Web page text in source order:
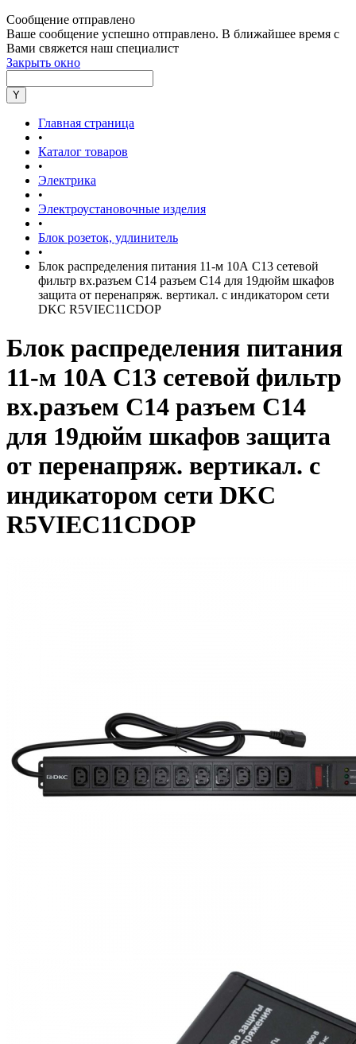
Сообщение отправлено
Ваше сообщение успешно отправлено. В ближайшее время с
Вами свяжется наш специалист
Закрыть окно
Главная страница
•
Каталог товаров
•
Электрика
•
Электроустановочные изделия
•
Блок розеток, удлинитель
•
Блок распределения питания 11-м 10А C13 сетевой
фильтр вх.разъем C14 разъем C14 для 19дюйм шкафов
защита от перенапряж. вертикал. с индикатором сети
DKC R5VIEC11CDOP
Блок распределения питания
11-м 10А C13 сетевой фильтр
вх.разъем C14 разъем C14
для 19дюйм шкафов защита
от перенапряж. вертикал. с
индикатором сети DKC
R5VIEC11CDOP